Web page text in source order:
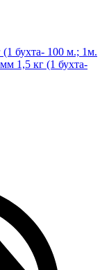
бухта- 100 м.; 1м.
1,5 кг (1 бухта-